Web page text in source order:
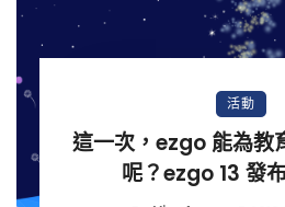
活動
這一次，ezgo 能為教
呢？ezgo 13 發